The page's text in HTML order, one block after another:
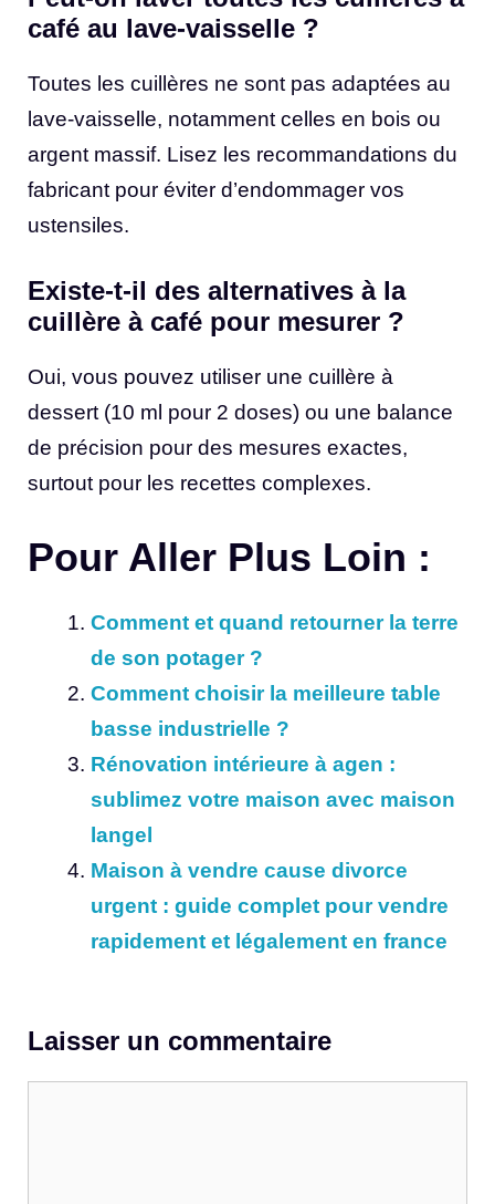
café au lave-vaisselle ?
Toutes les cuillères ne sont pas adaptées au
lave-vaisselle, notamment celles en bois ou
argent massif. Lisez les recommandations du
fabricant pour éviter d’endommager vos
ustensiles.
Existe-t-il des alternatives à la
cuillère à café pour mesurer ?
Oui, vous pouvez utiliser une cuillère à
dessert (10 ml pour 2 doses) ou une balance
de précision pour des mesures exactes,
surtout pour les recettes complexes.
Pour Aller Plus Loin :
Comment et quand retourner la terre
de son potager ?
Comment choisir la meilleure table
basse industrielle ?
Rénovation intérieure à agen :
sublimez votre maison avec maison
langel
Maison à vendre cause divorce
urgent : guide complet pour vendre
rapidement et légalement en france
Laisser un commentaire